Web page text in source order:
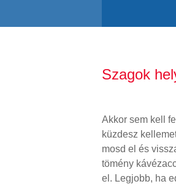
Szagok
Akkor sem kell
küzdesz
mosd el és
tömény
el. Legjobb, ha